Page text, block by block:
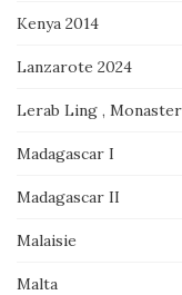
Kenya 2014
Lanzarote 2024
Lerab Ling ,
Madagascar I
Madagascar II
Malaisie
Malta